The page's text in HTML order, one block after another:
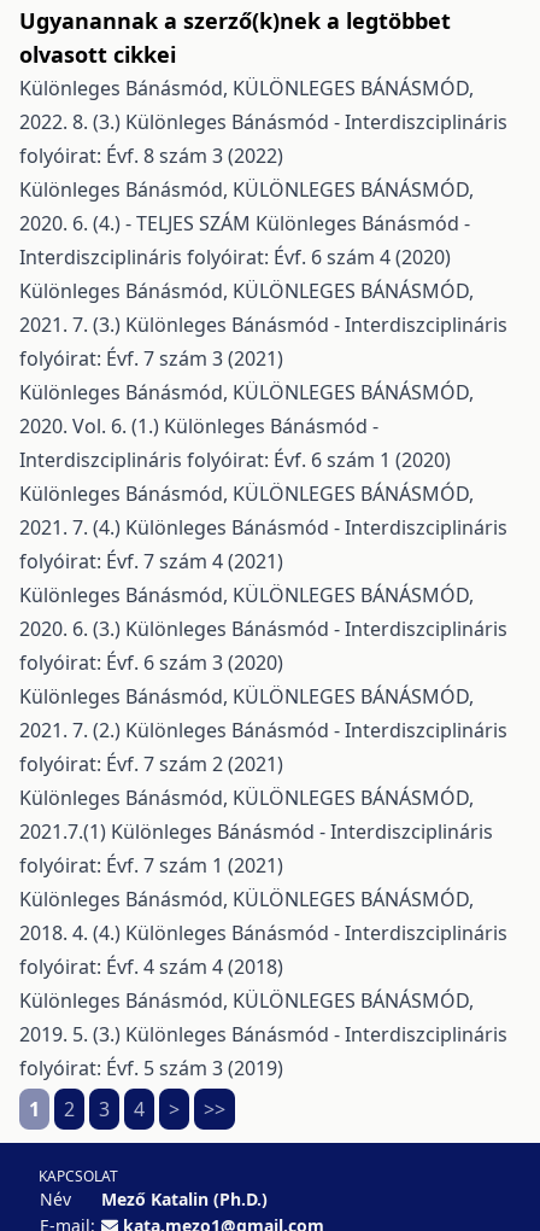
Ugyanannak a szerző(k)nek a legtöbbet
olvasott cikkei
Különleges Bánásmód, KÜLÖNLEGES BÁNÁSMÓD,
2022. 8. (3.) Különleges Bánásmód - Interdiszciplináris
folyóirat: Évf. 8 szám 3 (2022)
Különleges Bánásmód, KÜLÖNLEGES BÁNÁSMÓD,
2020. 6. (4.) - TELJES SZÁM Különleges Bánásmód -
Interdiszciplináris folyóirat: Évf. 6 szám 4 (2020)
Különleges Bánásmód, KÜLÖNLEGES BÁNÁSMÓD,
2021. 7. (3.) Különleges Bánásmód - Interdiszciplináris
folyóirat: Évf. 7 szám 3 (2021)
Különleges Bánásmód, KÜLÖNLEGES BÁNÁSMÓD,
2020. Vol. 6. (1.) Különleges Bánásmód -
Interdiszciplináris folyóirat: Évf. 6 szám 1 (2020)
Különleges Bánásmód, KÜLÖNLEGES BÁNÁSMÓD,
2021. 7. (4.) Különleges Bánásmód - Interdiszciplináris
folyóirat: Évf. 7 szám 4 (2021)
Különleges Bánásmód, KÜLÖNLEGES BÁNÁSMÓD,
2020. 6. (3.) Különleges Bánásmód - Interdiszciplináris
folyóirat: Évf. 6 szám 3 (2020)
Különleges Bánásmód, KÜLÖNLEGES BÁNÁSMÓD,
2021. 7. (2.) Különleges Bánásmód - Interdiszciplináris
folyóirat: Évf. 7 szám 2 (2021)
Különleges Bánásmód, KÜLÖNLEGES BÁNÁSMÓD,
2021.7.(1) Különleges Bánásmód - Interdiszciplináris
folyóirat: Évf. 7 szám 1 (2021)
Különleges Bánásmód, KÜLÖNLEGES BÁNÁSMÓD,
2018. 4. (4.) Különleges Bánásmód - Interdiszciplináris
folyóirat: Évf. 4 szám 4 (2018)
Különleges Bánásmód, KÜLÖNLEGES BÁNÁSMÓD,
2019. 5. (3.) Különleges Bánásmód - Interdiszciplináris
folyóirat: Évf. 5 szám 3 (2019)
1
2 3 4 > >>
KAPCSOLAT
Név
Mező Katalin (Ph.D.)
E-mail:
kata.mezo1@gmail.com